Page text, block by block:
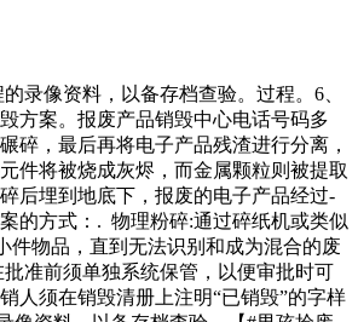
录像资料，以备存档查验。过程。6、
方案。报废产品销毁中心电话号码多
碎，最后再将电子产品残渣进行分离，
件将被烧成灰烬，而金属颗粒则被提取
后埋到地底下，报废的电子产品经过-
的方式：. 物理粉碎:通过碎纸机或类似
物品，直到无法识别和成为混合的废
准前须单独系统保管，以便审批时可
人须在销毁清册上注明“已销毁”的字样